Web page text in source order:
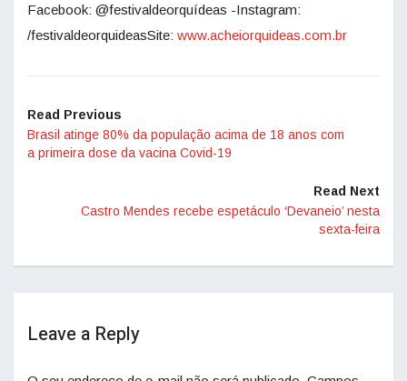
Facebook: @festivaldeorquídeas -Instagram:
/festivaldeorquideasSite: www.acheiorquideas.com.br
Read Previous
Brasil atinge 80% da população acima de 18 anos com
a primeira dose da vacina Covid-19
Read Next
Castro Mendes recebe espetáculo ‘Devaneio’ nesta
sexta-feira
Leave a Reply